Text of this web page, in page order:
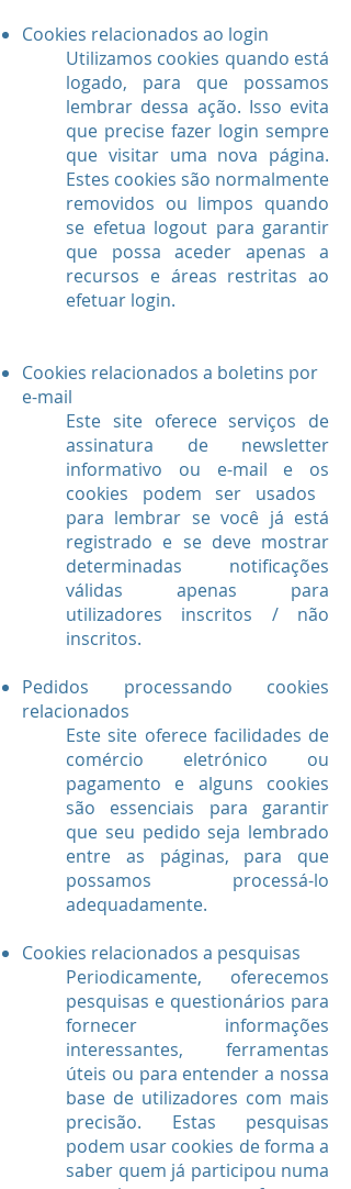
Cookies relacionados ao login
Utilizamos cookies quando está
logado, para que possamos
lembrar dessa ação. Isso evita
que precise fazer login sempre
que visitar uma nova página.
Estes cookies são normalmente
removidos ou limpos quando
se efetua logout para garantir
que possa aceder apenas a
recursos e áreas restritas ao
efetuar login.
Cookies relacionados a boletins por
e-mail
Este site oferece serviços de
assinatura de newsletter
informativo ou e-mail e os
cookies podem ser usados ​​
para lembrar se você já está
registrado e se deve mostrar
determinadas notificações
válidas apenas para
utilizadores inscritos / não
inscritos.
Pedidos processando cookies
relacionados
Este site oferece facilidades de
comércio eletrónico ou
pagamento e alguns cookies
são essenciais para garantir
que seu pedido seja lembrado
entre as páginas, para que
possamos processá-lo
adequadamente.
Cookies relacionados a pesquisas
Periodicamente, oferecemos
pesquisas e questionários para
fornecer informações
interessantes, ferramentas
úteis ou para entender a nossa
base de utilizadores com mais
precisão. Estas pesquisas
podem usar cookies de forma a
saber quem já participou numa